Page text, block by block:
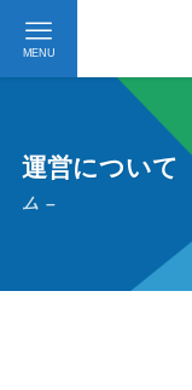
MENU
運営について
ム –